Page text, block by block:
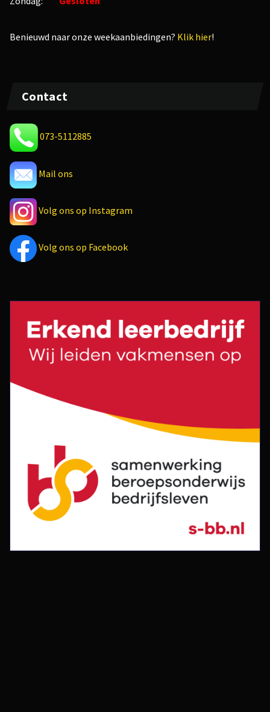
Benieuwd naar onze weekaanbiedingen? Klik hier!
Contact
073-5112885
Mail ons
Volg ons op Instagram
Volg ons op Facebook